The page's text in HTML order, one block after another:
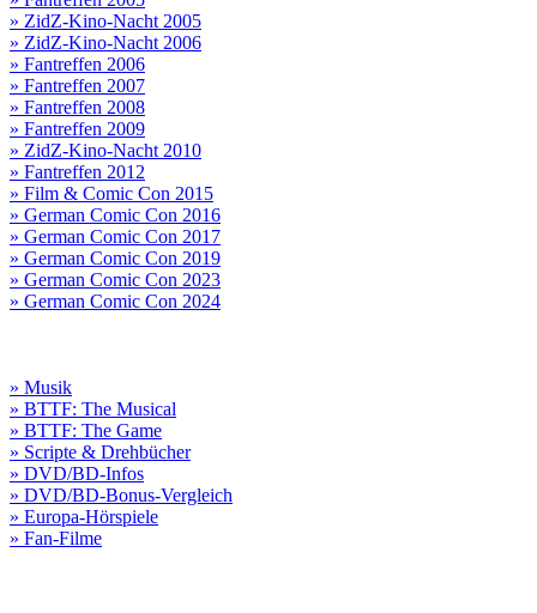
» ZidZ-Kino-Nacht 2005
» ZidZ-Kino-Nacht 2006
» Fantreffen 2006
» Fantreffen 2007
» Fantreffen 2008
» Fantreffen 2009
» ZidZ-Kino-Nacht 2010
» Fantreffen 2012
» Film & Comic Con 2015
» German Comic Con 2016
» German Comic Con 2017
» German Comic Con 2019
» German Comic Con 2023
» German Comic Con 2024
» Musik
» BTTF: The Musical
» BTTF: The Game
» Scripte & Drehbücher
» DVD/BD-Infos
» DVD/BD-Bonus-Vergleich
» Europa-Hörspiele
» Fan-Filme